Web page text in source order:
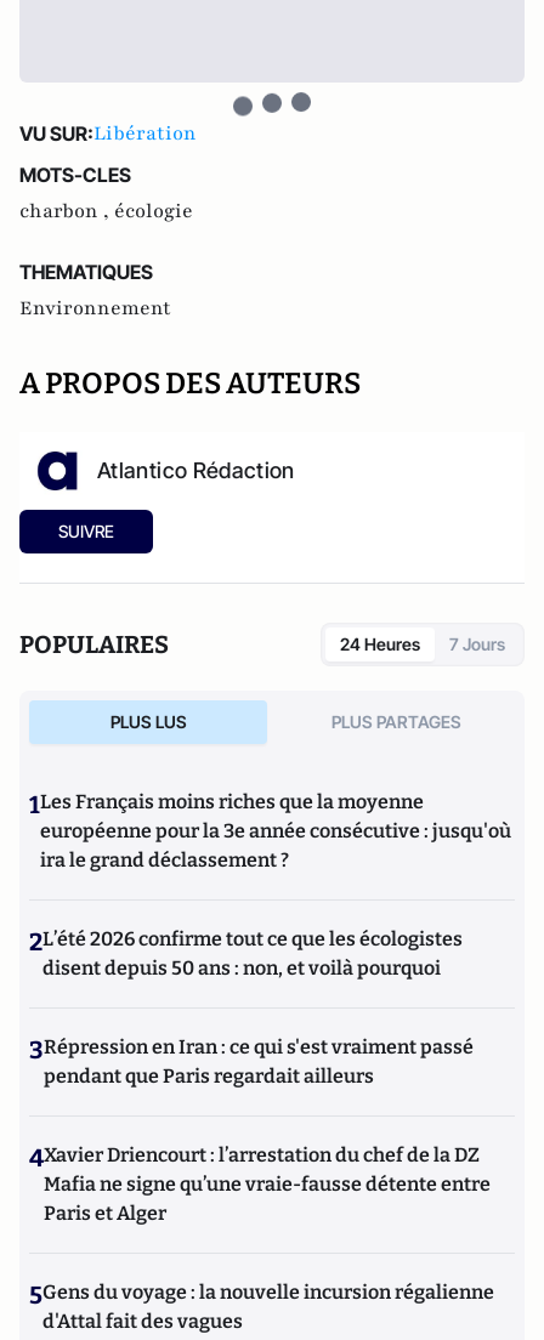
VU SUR:Libération
MOTS-CLES
charbon , écologie
THEMATIQUES
Environnement
A PROPOS DES AUTEURS
Atlantico Rédaction
SUIVRE
POPULAIRES 24 Heures 7 Jours
PLUS LUS PLUS PARTAGES
1Les Français moins riches que la moyenne
européenne pour la 3e année consécutive : jusqu'où
ira le grand déclassement ?
2L’été 2026 confirme tout ce que les écologistes
disent depuis 50 ans : non, et voilà pourquoi
3Répression en Iran : ce qui s'est vraiment passé
pendant que Paris regardait ailleurs
4Xavier Driencourt : l’arrestation du chef de la DZ
Mafia ne signe qu’une vraie-fausse détente entre
Paris et Alger
5Gens du voyage : la nouvelle incursion régalienne
d'Attal fait des vagues